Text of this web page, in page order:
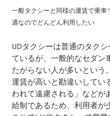
一般タクシーと同様の運賃で乗車
適なのでどんどん利用したい
UDタクシーは普通のタク
ているが、一般的なセダン
たがらない人が多いという
運賃が高いと勘違いしてい
われて遠慮される」などが
給制であるため、利用者が